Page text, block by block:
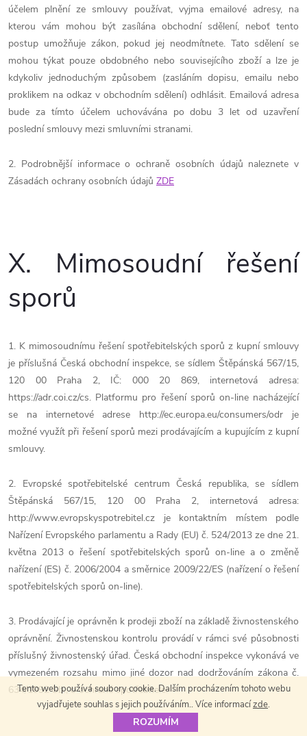
Tento web používá soubory cookie. Dalším procházením tohoto webu
vyjadřujete souhlas s jejich používáním.. Více informacízde.
ROZUMÍM
účelem plnění ze smlouvy používat, vyjma emailové adresy, na
kterou vám mohou být zasílána obchodní sdělení, neboť tento
postup umožňuje zákon, pokud jej neodmítnete. Tato sdělení se
mohou týkat pouze obdobného nebo souvisejícího zboží a lze je
kdykoliv jednoduchým způsobem (zasláním dopisu, emailu nebo
proklikem na odkaz v obchodním sdělení) odhlásit. Emailová adresa
bude za tímto účelem uchovávána po dobu 3 let od uzavření
poslední smlouvy mezi smluvními stranami.
2. Podrobnější informace o ochraně osobních údajů naleznete v
Zásadách ochrany osobních údajů ZDE
X. Mimosoudní řešení
sporů
1. K mimosoudnímu řešení spotřebitelských sporů z kupní smlouvy
je příslušná Česká obchodní inspekce, se sídlem Štěpánská 567/15,
120 00 Praha 2, IČ: 000 20 869, internetová adresa:
https://adr.coi.cz/cs. Platformu pro řešení sporů on-line nacházející
se na internetové adrese http://ec.europa.eu/consumers/odr je
možné využít při řešení sporů mezi prodávajícím a kupujícím z kupní
smlouvy.
2. Evropské spotřebitelské centrum Česká republika, se sídlem
Štěpánská 567/15, 120 00 Praha 2, internetová adresa:
http://www.evropskyspotrebitel.cz je kontaktním místem podle
Nařízení Evropského parlamentu a Rady (EU) č. 524/2013 ze dne 21.
května 2013 o řešení spotřebitelských sporů on-line a o změně
nařízení (ES) č. 2006/2004 a směrnice 2009/22/ES (nařízení o řešení
spotřebitelských sporů on-line).
3. Prodávající je oprávněn k prodeji zboží na základě živnostenského
oprávnění. Živnostenskou kontrolu provádí v rámci své působnosti
příslušný živnostenský úřad. Česká obchodní inspekce vykonává ve
vymezeném rozsahu mimo jiné dozor nad dodržováním zákona č.
634/1992 Sb., o ochraně spotřebitele.